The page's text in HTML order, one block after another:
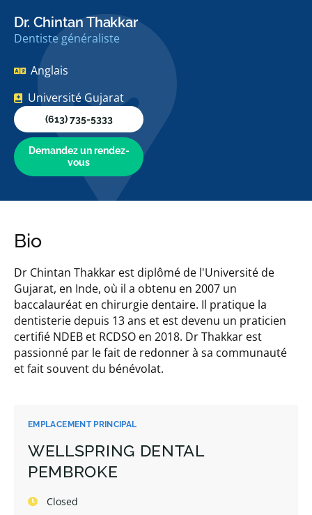
Dr. Chintan Thakkar
Dentiste généraliste
Anglais
Université Gujarat
(613) 735-5333
Demandez un rendez-
vous
EMPLACEMENT PRINCIPAL
WELLSPRING DENTAL
PEMBROKE
Closed
Bio
Dr Chintan Thakkar est diplômé de l'Université de
Gujarat, en Inde, où il a obtenu en 2007 un
baccalauréat en chirurgie dentaire. Il pratique la
dentisterie depuis 13 ans et est devenu un praticien
certifié NDEB et RCDSO en 2018. Dr Thakkar est
passionné par le fait de redonner à sa communauté
et fait souvent du bénévolat.